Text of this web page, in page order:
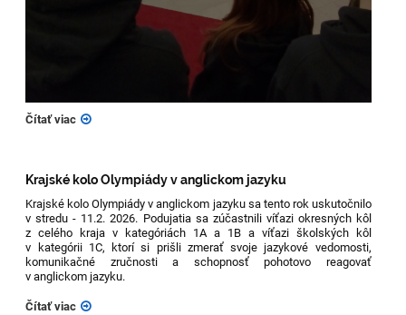
Čítať viac
Krajské kolo Olympiády v anglickom jazyku
Krajské kolo Olympiády v anglickom jazyku sa tento rok uskutočnilo
v stredu - 11.2. 2026. Podujatia sa zúčastnili víťazi okresných kôl
z celého kraja v kategóriách 1A a 1B a víťazi školských kôl
v kategórii 1C, ktorí si prišli zmerať svoje jazykové vedomosti,
komunikačné zručnosti a schopnosť pohotovo reagovať
v anglickom jazyku.
Čítať viac